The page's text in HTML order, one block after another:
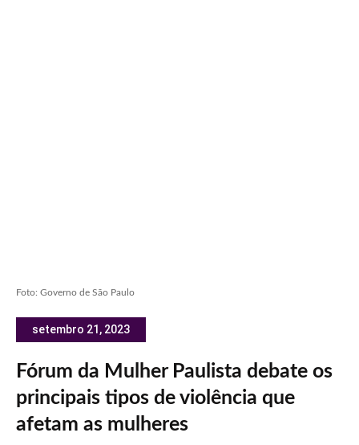
Foto: Governo de São Paulo
setembro 21, 2023
Fórum da Mulher Paulista debate os
principais tipos de violência que
afetam as mulheres